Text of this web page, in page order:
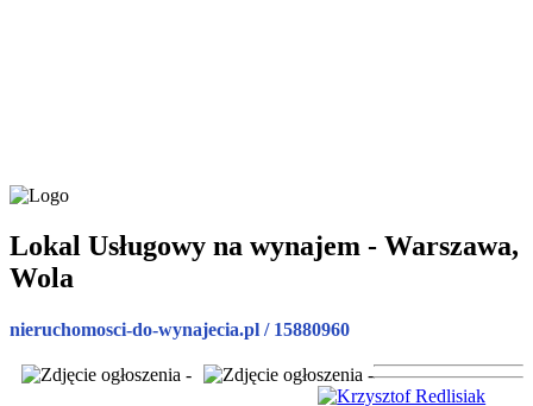
Lokal Usługowy na wynajem - Warszawa,
Wola
nieruchomosci-do-wynajecia.pl / 15880960